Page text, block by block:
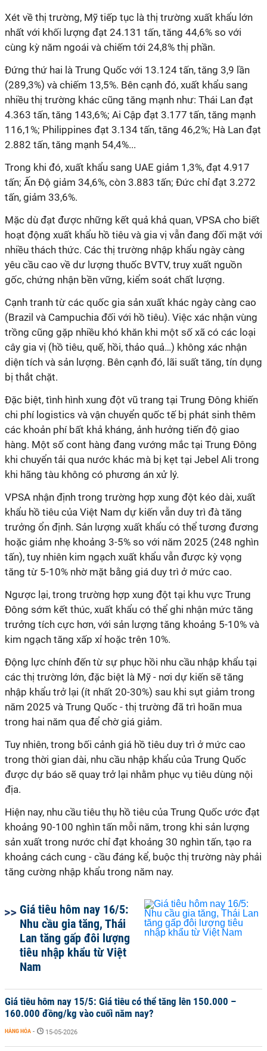
Xét về thị trường, Mỹ tiếp tục là thị trường xuất khẩu lớn
nhất với khối lượng đạt 24.131 tấn, tăng 44,6% so với
cùng kỳ năm ngoái và chiếm tới 24,8% thị phần.
Đứng thứ hai là Trung Quốc với 13.124 tấn, tăng 3,9 lần
(289,3%) và chiếm 13,5%. Bên cạnh đó, xuất khẩu sang
nhiều thị trường khác cũng tăng mạnh như: Thái Lan đạt
4.363 tấn, tăng 143,6%; Ai Cập đạt 3.177 tấn, tăng mạnh
116,1%; Philippines đạt 3.134 tấn, tăng 46,2%; Hà Lan đạt
2.882 tấn, tăng mạnh 54,4%...
Trong khi đó, xuất khẩu sang UAE giảm 1,3%, đạt 4.917
tấn; Ấn Độ giảm 34,6%, còn 3.883 tấn; Đức chỉ đạt 3.272
tấn, giảm 33,6%.
Mặc dù đạt được những kết quả khả quan, VPSA cho biết
hoạt động xuất khẩu hồ tiêu và gia vị vẫn đang đối mặt với
nhiều thách thức. Các thị trường nhập khẩu ngày càng
yêu cầu cao về dư lượng thuốc BVTV, truy xuất nguồn
gốc, chứng nhận bền vững, kiểm soát chất lượng.
Cạnh tranh từ các quốc gia sản xuất khác ngày càng cao
(Brazil và Campuchia đối với hồ tiêu). Việc xác nhận vùng
trồng cũng gặp nhiều khó khăn khi một số xã có các loại
cây gia vị (hồ tiêu, quế, hồi, thảo quả…) không xác nhận
diện tích và sản lượng. Bên cạnh đó, lãi suất tăng, tín dụng
bị thắt chặt.
Đặc biệt, tình hình xung đột vũ trang tại Trung Đông khiến
chi phí logistics và vận chuyển quốc tế bị phát sinh thêm
các khoản phí bất khả kháng, ảnh hưởng tiến độ giao
hàng. Một số cont hàng đang vướng mắc tại Trung Đông
khi chuyển tải qua nước khác mà bị kẹt tại Jebel Ali trong
khi hãng tàu không có phương án xử lý.
VPSA nhận định trong trường hợp xung đột kéo dài, xuất
khẩu hồ tiêu của Việt Nam dự kiến vẫn duy trì đà tăng
trưởng ổn định. Sản lượng xuất khẩu có thể tương đương
hoặc giảm nhẹ khoảng 3-5% so với năm 2025 (248 nghìn
tấn), tuy nhiên kim ngạch xuất khẩu vẫn được kỳ vọng
tăng từ 5-10% nhờ mặt bằng giá duy trì ở mức cao.
Ngược lại, trong trường hợp xung đột tại khu vực Trung
Đông sớm kết thúc, xuất khẩu có thể ghi nhận mức tăng
trưởng tích cực hơn, với sản lượng tăng khoảng 5-10% và
kim ngạch tăng xấp xỉ hoặc trên 10%.
Động lực chính đến từ sự phục hồi nhu cầu nhập khẩu tại
các thị trường lớn, đặc biệt là Mỹ - nơi dự kiến sẽ tăng
nhập khẩu trở lại (ít nhất 20-30%) sau khi sụt giảm trong
năm 2025 và Trung Quốc - thị trường đã trì hoãn mua
trong hai năm qua để chờ giá giảm.
Tuy nhiên, trong bối cảnh giá hồ tiêu duy trì ở mức cao
trong thời gian dài, nhu cầu nhập khẩu của Trung Quốc
được dự báo sẽ quay trở lại nhằm phục vụ tiêu dùng nội
địa.
Hiện nay, nhu cầu tiêu thụ hồ tiêu của Trung Quốc ước đạt
khoảng 90-100 nghìn tấn mỗi năm, trong khi sản lượng
sản xuất trong nước chỉ đạt khoảng 30 nghìn tấn, tạo ra
khoảng cách cung - cầu đáng kể, buộc thị trường này phải
tăng cường nhập khẩu trong năm nay.
Giá tiêu hôm nay 16/5:
Nhu cầu gia tăng, Thái
Lan tăng gấp đôi lượng
tiêu nhập khẩu từ Việt
Nam
Giá tiêu hôm nay 15/5: Giá tiêu có thể tăng lên 150.000 –
160.000 đồng/kg vào cuối năm nay?
HÀNG HÓA - 15-05-2026